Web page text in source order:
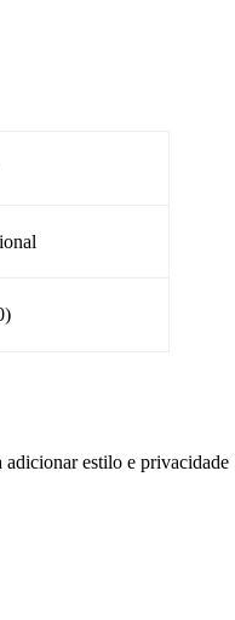
adicionar estilo e privacidade